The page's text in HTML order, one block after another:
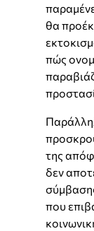
θα
πώς
της
δεν
που